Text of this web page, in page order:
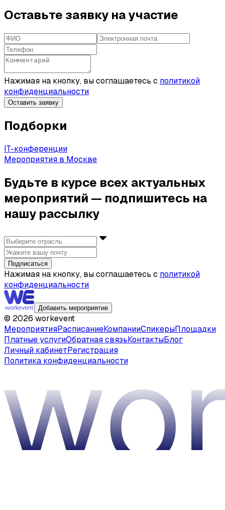
Оставьте заявку на участие
Нажимая на кнопку, вы соглашаетесь с политикой
конфиденциальности
Оставить заявку
Подборки
IT-конференции
Мероприятия в Москве
Будьте в курсе всех актуальных
мероприятий — подпишитесь на
нашу рассылку
Подписаться
Нажимая на кнопку, вы соглашаетесь с политикой
конфиденциальности
Добавить мероприятие
© 2026 workevent
МероприятияРасписаниеКомпанииСпикерыПлощадки
Платные услугиОбратная связьКонтактыБлог
Личный кабинетРегистрация
Политика конфиденциальности